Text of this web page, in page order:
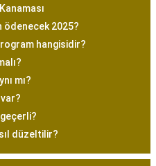
ödenecek 2025?
hangisidir?
mı?
geçerli?
düzeltilir?